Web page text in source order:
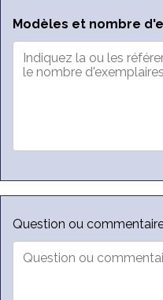
Modèles et nombre
Question ou